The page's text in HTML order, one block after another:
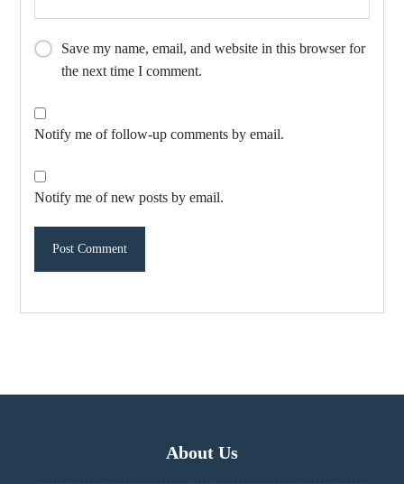
Save my name, email, and website in this browser for
the next time I comment.
Notify me of follow-up comments by email.
Notify me of new posts by email.
About Us